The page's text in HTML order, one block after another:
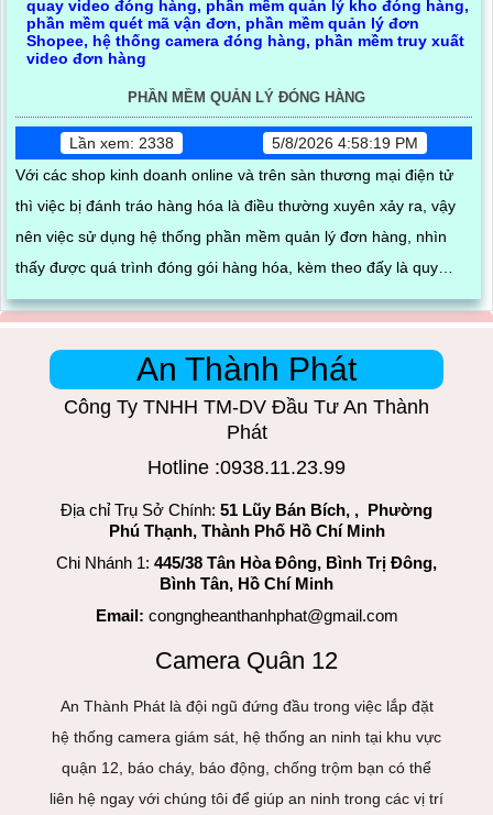
PHẦN MỀM QUẢN LÝ ĐÓNG HÀNG
Lần xem: 2338
5/8/2026 4:58:19 PM
Với các shop kinh doanh online và trên sàn thương mại điện tử
thì việc bị đánh tráo hàng hóa là điều thường xuyên xảy ra, vậy
nên việc sử dụng hệ thống phần mềm quản lý đơn hàng, nhìn
thấy được quá trình đóng gói hàng hóa, kèm theo đấy là quy
trình đóng gói cũng được ghi lại một cách dễ dàng
An Thành Phát
Công Ty TNHH TM-DV Đầu Tư An Thành
Phát
Hotline :0938.11.23.99
Địa chỉ Trụ Sở Chính: 51 Lũy Bán Bích, , Phường
Phú Thạnh, Thành Phố Hồ Chí Minh
Chi Nhánh 1: 445/38 Tân Hòa Đông, Bình Trị Đông,
Bình Tân, Hồ Chí Minh
Email: congngheanthanhphat@gmail.com
Camera Quân 12
An Thành Phát là đội ngũ đứng đầu trong việc lắp đặt
hệ thống camera giám sát, hệ thống an ninh tại khu vực
quận 12, báo cháy, báo động, chống trộm bạn có thể
liên hệ ngay với chúng tôi để giúp an ninh trong các vị trí